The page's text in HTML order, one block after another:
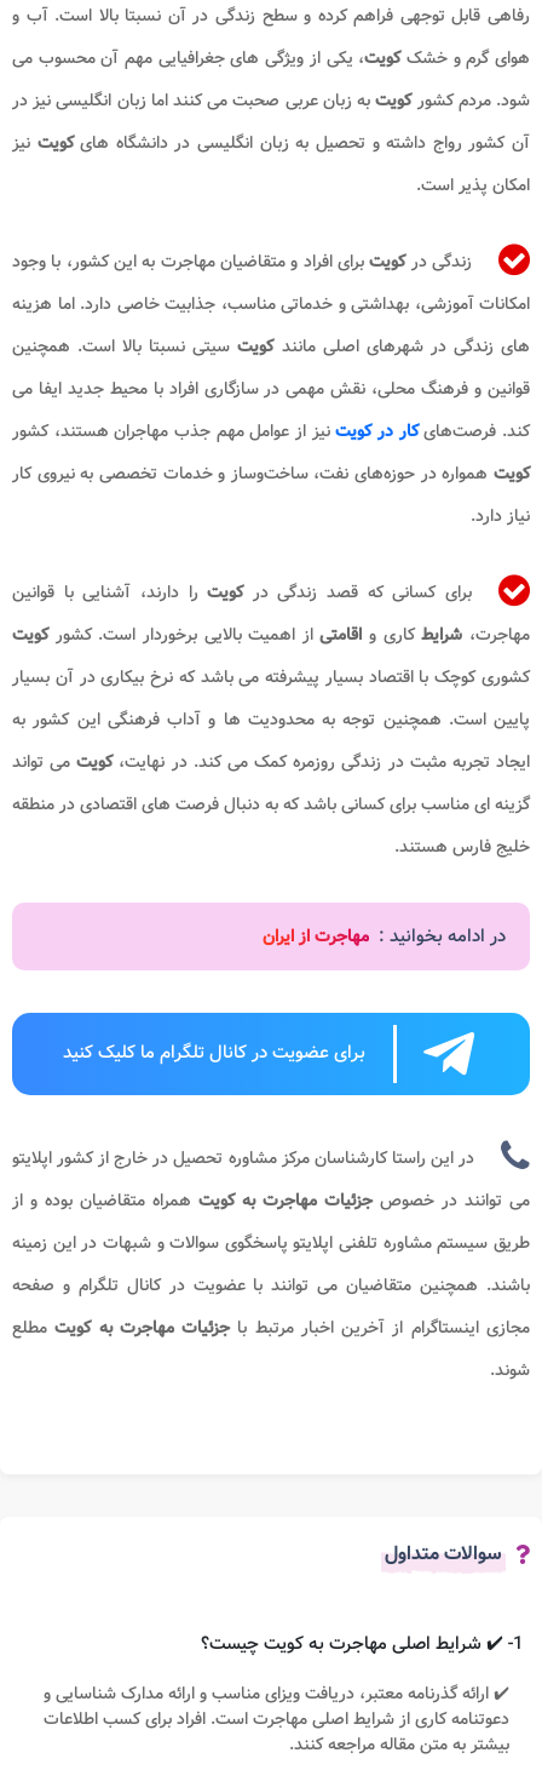
رفاهی قابل توجهی فراهم کرده و سطح زندگی در آن نسبتا بالا است. آب و
هوای گرم و خشککویت، یکی از ویژگی های جغرافیایی مهم آن محسوب می
شود. مردم کشورکویتبه زبان عربی صحبت می کنند اما زبان انگلیسی نیز در
آن کشور رواج داشته و تحصیل به زبان انگلیسی در دانشگاه هایکویت نیز
امکان پذیر است.
زندگی درکویتبرای افراد و متقاضیان مهاجرت به این کشور، با وجود
امکانات آموزشی، بهداشتی و خدماتی مناسب، جذابیت خاصی دارد. اما هزینه
های زندگی در شهرهای اصلی مانند کویت سیتی نسبتا بالا است. همچنین
قوانین و فرهنگ محلی، نقش مهمی در سازگاری افراد با محیط جدید ایفا می
کند. فرصت‌هایکار در کویتنیز از عوامل مهم جذب مهاجران هستند، کشور
کویت همواره در حوزه‌های نفت، ساخت‌وساز و خدمات تخصصی به نیروی کار
نیاز دارد.
برای کسانی که قصد زندگی درکویت را دارند، آشنایی با قوانین
مهاجرت، شرایطکاری و اقامتیاز اهمیت بالایی برخوردار است. کشورکویت
کشوری کوچک با اقتصاد بسیار پیشرفته می باشد که نرخ بیکاری در آن بسیار
پایین است. همچنین توجه به محدودیت ها و آداب فرهنگی این کشور به
ایجاد تجربه مثبت در زندگی روزمره کمک می کند. در نهایت،کویت می تواند
گزینه ای مناسب برای کسانی باشد که به دنبال فرصت های اقتصادی در منطقه
خلیج فارس هستند.
در ادامه بخوانید : مهاجرت از ایران
برای عضویت در کانال تلگرام ما کلیک کنید
در این راستا کارشناسان مرکز مشاوره تحصیل در خارج از کشور اپلایتو
می توانند در خصوصجزئیات مهاجرت به کویت همراه متقاضیان بوده و از
طریق سیستم مشاوره تلفنی اپلایتو پاسخگوی سوالات و شبهات در این زمینه
باشند. همچنین متقاضیان می توانند با عضویت در کانال تلگرام و صفحه
مجازی اینستاگرام از آخرین اخبار مرتبط باجزئیاتمهاجرت به کویتمطلع
شوند.
سوالات متداول
1- ✔️ شرایط اصلی مهاجرت به کویت چیست؟
✔️ ارائه گذرنامه معتبر، دریافت ویزای مناسب و ارائه مدارک شناسایی و
دعوتنامه کاری از شرایط اصلی مهاجرت است. افراد برای کسب اطلاعات
بیشتر به متن مقاله مراجعه کنند.